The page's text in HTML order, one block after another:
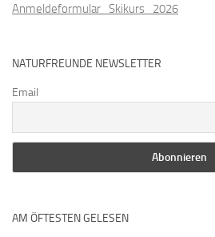
Anmeldeformular_Skikurs_2026
NATURFREUNDE NEWSLETTER
Email
AM ÖFTESTEN GELESEN